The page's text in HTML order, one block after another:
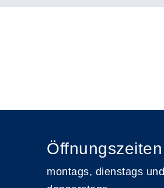
Öffnungszeiten
montags, dienstags und